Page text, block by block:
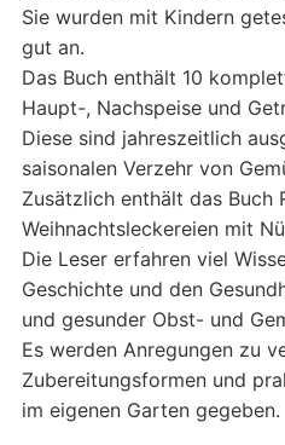
Sie wurden mit Kindern
gut an.
Das Buch enthält 10
Haupt-, Nachspeise und
Diese sind jahreszeitlich
saisonalen Verzehr von
Zusätzlich enthält das Buch
Weihnachtsleckereien mit
Die Leser erfahren viel
Geschichte und den
und gesunder Obst- und
Es werden Anregungen zu
Zubereitungsformen und
im eigenen Garten gegeben.